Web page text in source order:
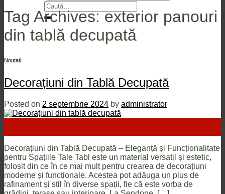
Caută
după:
Tag Archives:exterior panouri
din tablă decupată
Noutati
Decorațiuni din Tablă Decupată
Posted on 2 septembrie 2024 by administrator
Decorațiuni din Tablă Decupată – Eleganță și Funcționalitate
pentru Spațiile Tale Tabl este un material versatil și estetic,
folosit din ce în ce mai mult pentru crearea de decorațiuni
moderne și funcționale. Acestea pot adăuga un plus de
rafinament și stil în diverse spații, fie că este vorba de